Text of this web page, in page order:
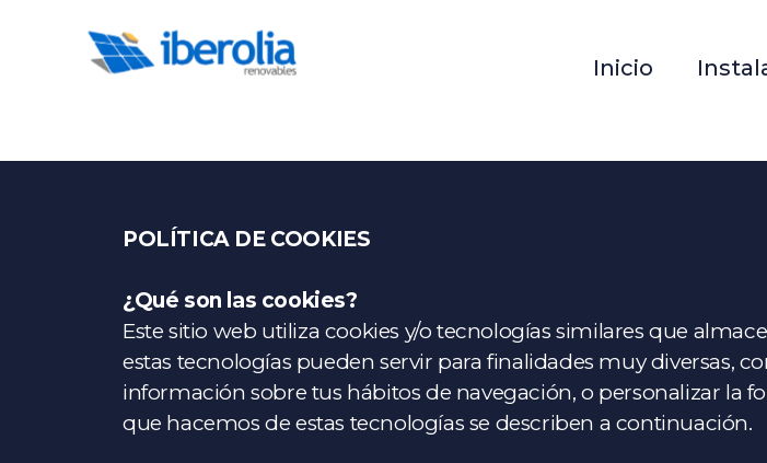
Inicio
POLÍTICA DE COOKIES
¿Qué son las cookies?
Este sitio web utiliza cookies y/o tecnologías similares que
estas tecnologías pueden servir para finalidades muy diversas,
información sobre tus hábitos de navegación, o personalizar la
que hacemos de estas tecnologías se describen a continuación.